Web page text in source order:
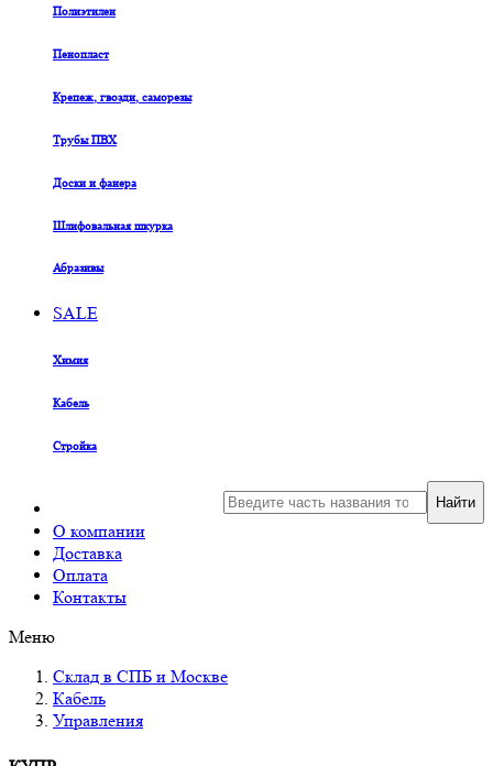
Полиэтилен
Пенопласт
Крепеж, гвозди, саморезы
Трубы ПВХ
Доски и фанера
Шлифовальная шкурка
Абразивы
SALE
Химия
Кабель
Стройка
О компании
Доставка
Оплата
Контакты
Найти
Меню
Склад в СПБ и Москве
Кабель
Управления